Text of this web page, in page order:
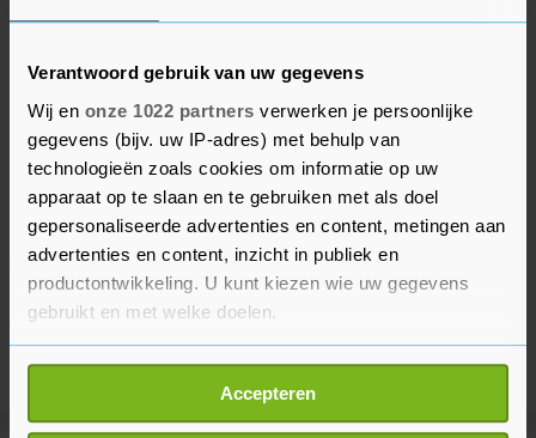
Verantwoord gebruik van uw gegevens
Wij en onze 1022 partners verwerken je persoonlijke
gegevens (bijv. uw IP-adres) met behulp van
technologieën zoals cookies om informatie op uw
apparaat op te slaan en te gebruiken met als doel
gepersonaliseerde advertenties en content, metingen aan
advertenties en content, inzicht in publiek en
productontwikkeling. U kunt kiezen wie uw gegevens
gebruikt en met welke doelen.
Als u het toestaat, willen we ook graag:
Informatie verzamelen over uw geografische
locatie, die tot een paar meter nauwkeurig kan zijn
Accepteren